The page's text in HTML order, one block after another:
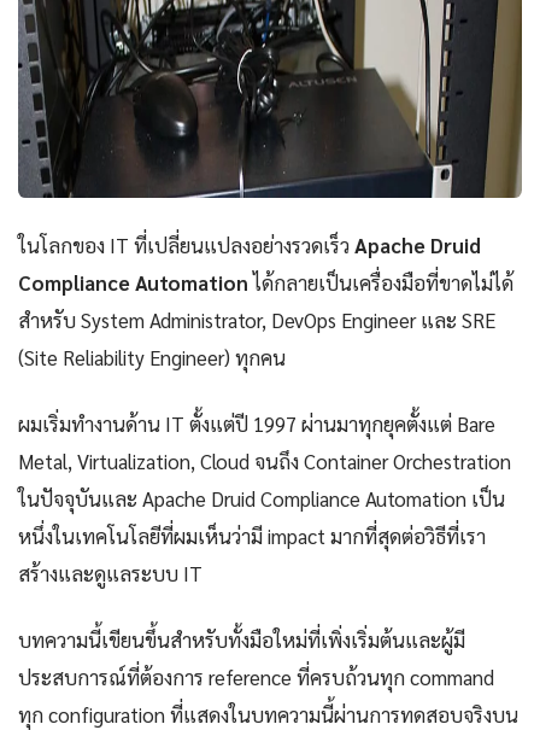
ในโลกของ IT ที่เปลี่ยนแปลงอย่างรวดเร็วApache Druid
Compliance Automationได้กลายเป็นเครื่องมือที่ขาดไม่ได้
สำหรับ System Administrator, DevOps Engineer และ SRE
(Site Reliability Engineer) ทุกคน
ผมเริ่มทำงานด้าน IT ตั้งแต่ปี 1997 ผ่านมาทุกยุคตั้งแต่ Bare
Metal, Virtualization, Cloud จนถึง Container Orchestration
ในปัจจุบันและ Apache Druid Compliance Automation เป็น
หนึ่งในเทคโนโลยีที่ผมเห็นว่ามี impact มากที่สุดต่อวิธีที่เรา
สร้างและดูแลระบบ IT
บทความนี้เขียนขึ้นสำหรับทั้งมือใหม่ที่เพิ่งเริ่มต้นและผู้มี
ประสบการณ์ที่ต้องการ reference ที่ครบถ้วนทุก command
ทุก configuration ที่แสดงในบทความนี้ผ่านการทดสอบจริงบน